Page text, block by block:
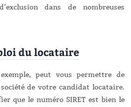
dans de nombreuses
du locataire
peut vous permettre de
de votre candidat locataire.
que le numéro SIRET est bien le